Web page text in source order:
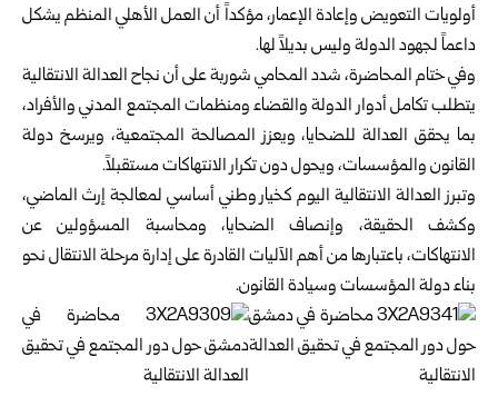
أولويات التعويض ‏وإعادة الإعمار، مؤكداً أن العمل الأهلي المنظم يشكل
داعماً لجهود الدولة وليس ‏بديلاً لها.‏
وفي ختام المحاضرة، شدد المحامي شوربة على أن نجاح العدالة الانتقالية
يتطلب ‏تكامل أدوار الدولة والقضاء ومنظمات المجتمع المدني والأفراد،
بما يحقق العدالة ‏للضحايا، ويعزز المصالحة المجتمعية، ويرسخ دولة
القانون والمؤسسات، ويحول ‏دون تكرار الانتهاكات مستقبلاً.‏
وتبرز العدالة الانتقالية اليوم كخيار وطني أساسي لمعالجة إرث الماضي،
وكشف ‏الحقيقة، وإنصاف الضحايا، ومحاسبة المسؤولين عن
الانتهاكات، باعتبارها من ‏أهم الآليات القادرة على إدارة مرحلة الانتقال نحو
بناء دولة المؤسسات وسيادة ‏القانون‎.‎